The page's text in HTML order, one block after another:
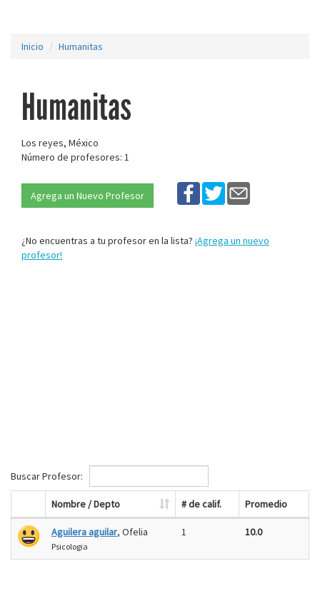
Inicio Humanitas
Humanitas
Los reyes, México
Número de profesores: 1
Agrega un Nuevo Profesor
¿No encuentras a tu profesor en la lista? ¡Agrega un nuevo
profesor!
Buscar Profesor:
Nombre / Depto # de calif. Promedio
Aguilera aguilar, Ofelia
Psicologia
1 10.0